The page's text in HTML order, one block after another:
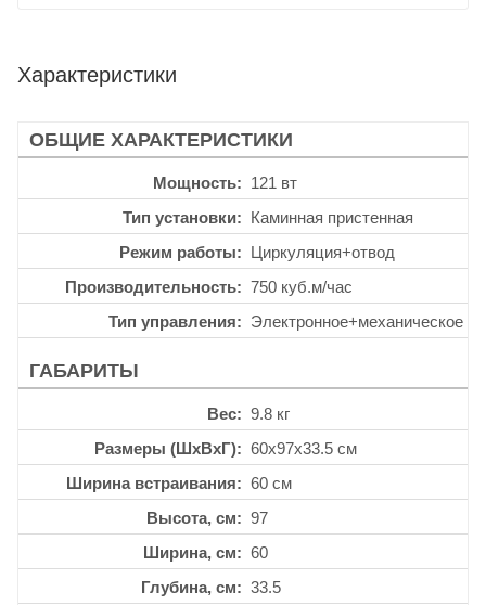
Характеристики
ОБЩИЕ ХАРАКТЕРИСТИКИ
Мощность
121 вт
Тип установки
Каминная пристенная
Режим работы
Циркуляция+отвод
Производительность
750 куб.м/час
Тип управления
Электронное+механическое
ГАБАРИТЫ
Вес
9.8 кг
Размеры (ШхВхГ)
60x97x33.5 см
Ширина встраивания
60 см
Высота, см
97
Ширина, см
60
Глубина, см
33.5